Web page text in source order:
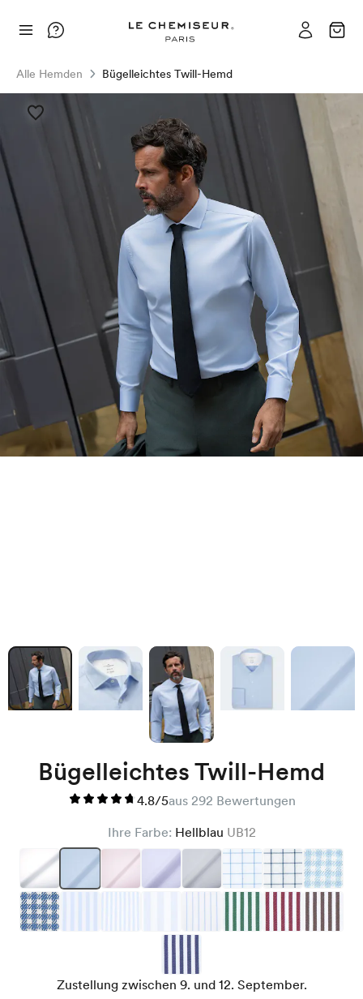
Alle Hemden Bügelleichtes Twill-Hemd
Bügelleichtes Twill-Hemd
4.8/5aus 292 Bewertungen
Ihre Farbe: Hellblau UB12
Zustellung zwischen 9. und 12. September.